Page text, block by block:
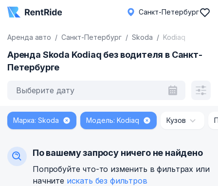
Санкт-Петербург
Аренда авто Санкт-Петербург Skoda Kodiaq
Аренда Skoda Kodiaq без водителя в Санкт-
Петербурге
Выберите дату
Марка: Skoda Модель: Kodiaq Кузов
По вашему запросу ничего не найдено
Попробуйте что-то изменить в фильтрах или
начните искать без фильтров